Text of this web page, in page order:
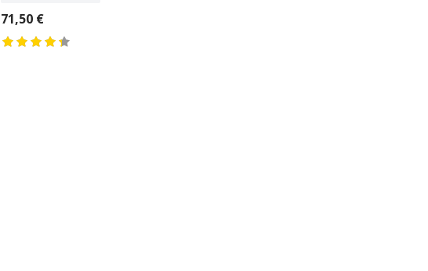
71,50 €